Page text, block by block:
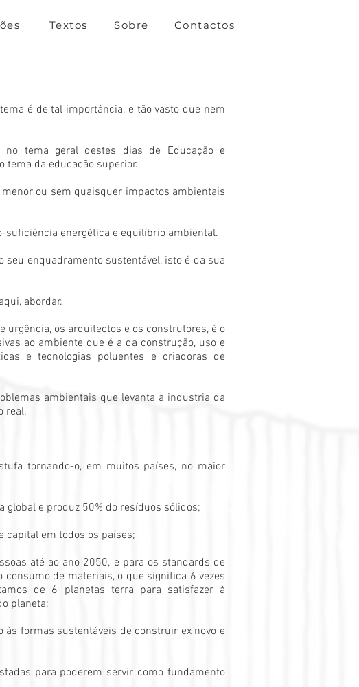
Textos Sobre Contactos
é de tal importância, e tão vasto que nem
tema geral destes dias de Educação e
tema da educação superior.
ou sem quaisquer impactos ambientais
suficiência energética e equilíbrio ambiental.
seu enquadramento sustentável, isto é da sua
abordar.
urgência, os arquitectos e os construtores, é o
ao ambiente que é a da construção, uso e
e tecnologias poluentes e criadoras de
ambientais que levanta a industria da
real.
tornando-o, em muitos países, no maior
e produz 50% do resíduos sólidos;
capital em todos os países;
até ao ano 2050, e para os standards de
de materiais, o que significa 6 vezes
de 6 planetas terra para satisfazer à
planeta;
formas sustentáveis de construir ex novo e
para poderem servir como fundamento